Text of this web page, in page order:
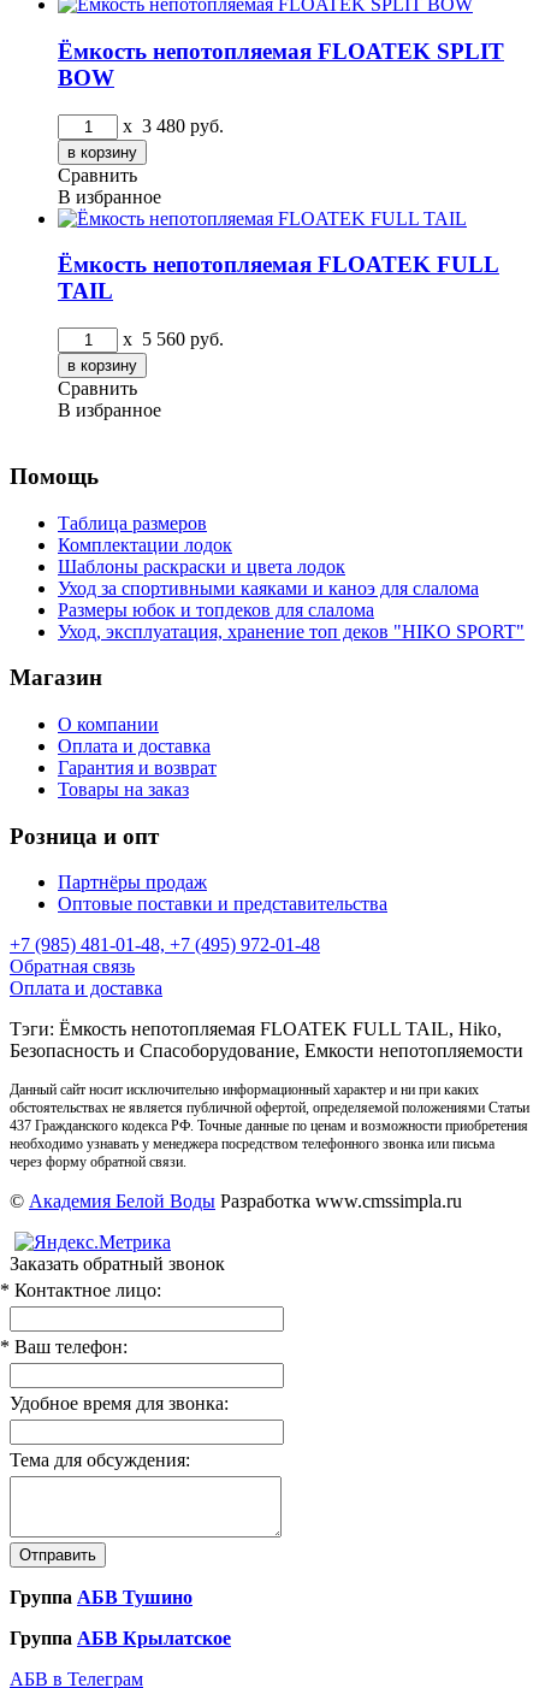
Ёмкость непотопляемая FLOATEK SPLIT
BOW
x 3 480 руб.
Сравнить
В избранное
Ёмкость непотопляемая FLOATEK FULL
TAIL
x 5 560 руб.
Сравнить
В избранное
Помощь
Таблица размеров
Комплектации лодок
Шаблоны раскраски и цвета лодок
Уход за спортивными каяками и каноэ для слалома
Размеры юбок и топдеков для слалома
Уход, эксплуатация, хранение топ деков "HIKO SPORT"
Магазин
О компании
Оплата и доставка
Гарантия и возврат
Товары на заказ
Розница и опт
Партнёры продаж
Оптовые поставки и представительства
+7 (985) 481-01-48, +7 (495) 972-01-48
Обратная связь
Оплата и доставка
Тэги: Ёмкость непотопляемая FLOATEK FULL TAIL, Hiko,
Безопасность и Спасоборудование, Емкости непотопляемости
Данный сайт носит исключительно информационный характер и ни при каких
обстоятельствах не является публичной офертой, определяемой положениями Статьи
437 Гражданского кодекса РФ. Точные данные по ценам и возможности приобретения
необходимо узнавать у менеджера посредством телефонного звонка или письма
через форму обратной связи.
© Академия Белой Воды Разработка www.cmssimpla.ru
Заказать обратный звонок
* Контактное лицо:
* Ваш телефон:
Удобное время для звонка:
Тема для обсуждения:
Группа АБВ Тушино
Группа АБВ Крылатское
АБВ в Телеграм